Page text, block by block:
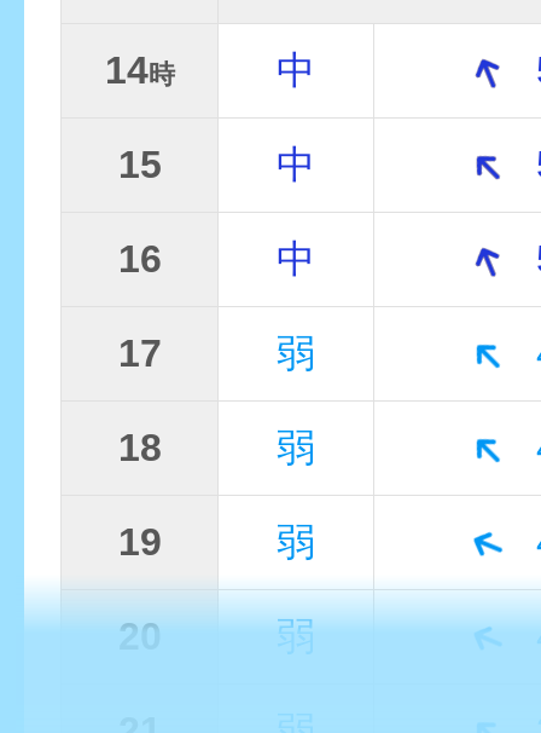
14時 中
15 中
16 中
17 弱
18 弱
19 弱
20 弱